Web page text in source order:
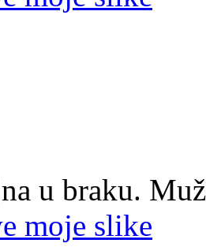
u braku.
moje slike